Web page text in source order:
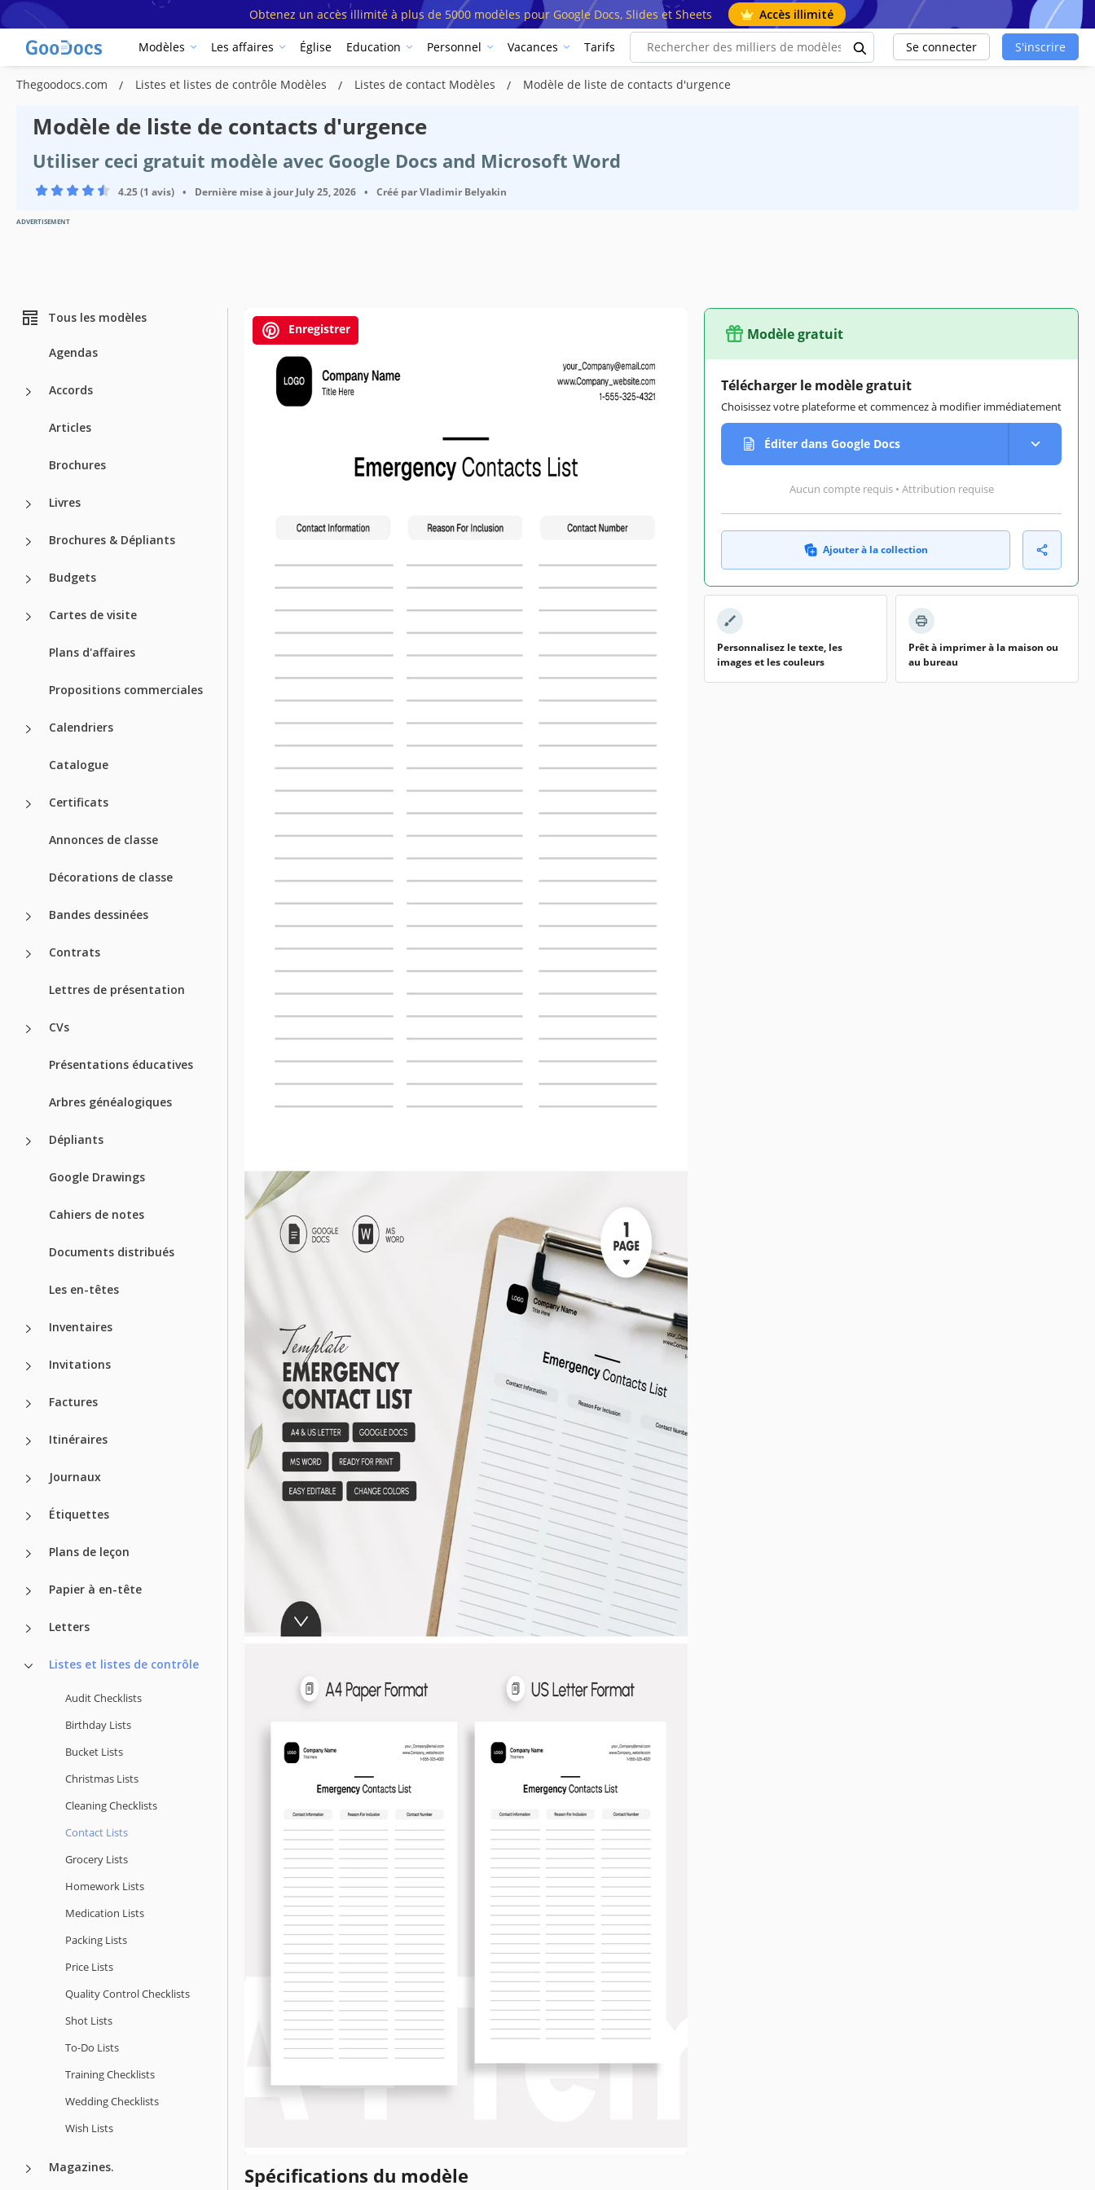
Obtenez un accès illimité à plus de 5000 modèles pour Google Docs, Slides et Sheets Accès illimité
Modèles Les affaires Église Education Personnel Vacances Tarifs Se connecter S'inscrire
Thegoodocs.com Listes et listes de contrôle Modèles Listes de contact Modèles Modèle de liste de contacts d'urgence
Modèle de liste de contacts d'urgence
Utiliser ceci gratuit modèle avec Google Docs and Microsoft Word
4.25 (1 avis) • Dernière mise à jour July 25, 2026 • Créé parVladimir Belyakin
ADVERTISEMENT
Tous les modèles
Agendas
Accords
Articles
Brochures
Livres
Brochures & Dépliants
Budgets
Cartes de visite
Plans d'affaires
Propositions commerciales
Calendriers
Catalogue
Certificats
Annonces de classe
Décorations de classe
Bandes dessinées
Contrats
Lettres de présentation
CVs
Présentations éducatives
Arbres généalogiques
Dépliants
Google Drawings
Cahiers de notes
Documents distribués
Les en-têtes
Inventaires
Invitations
Factures
Itinéraires
Journaux
Étiquettes
Plans de leçon
Papier à en-tête
Letters
Listes et listes de contrôle
Audit Checklists
Birthday Lists
Bucket Lists
Christmas Lists
Cleaning Checklists
Contact Lists
Grocery Lists
Homework Lists
Medication Lists
Packing Lists
Price Lists
Quality Сontrol Checklists
Shot Lists
To-Do Lists
Training Checklists
Wedding Checklists
Wish Lists
Magazines.
Enregistrer
Spécifications du modèle
Modèle gratuit
Télécharger le modèle gratuit
Choisissez votre plateforme et commencez à modifier immédiatement
Éditer dans Google Docs
Aucun compte requis • Attribution requise
Ajouter à la collection
Personnalisez le texte, les
images et les couleurs
Prêt à imprimer à la maison ou
au bureau